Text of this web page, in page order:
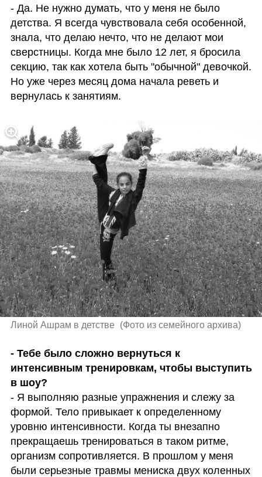
- Да. Не нужно думать, что у меня не было
детства. Я всегда чувствовала себя особенной,
знала, что делаю нечто, что не делают мои
сверстницы. Когда мне было 12 лет, я бросила
секцию, так как хотела быть "обычной" девочкой.
Но уже через месяц дома начала реветь и
вернулась к занятиям.
Линой Ашрам в детстве (Фото из семейного архива)
- Тебе было сложно вернуться к
интенсивным тренировкам, чтобы выступить
в шоу?
- Я выполняю разные упражнения и слежу за
формой. Тело привыкает к определенному
уровню интенсивности. Когда ты внезапно
прекращаешь тренироваться в таком ритме,
организм сопротивляется. В прошлом у меня
были серьезные травмы мениска двух коленных